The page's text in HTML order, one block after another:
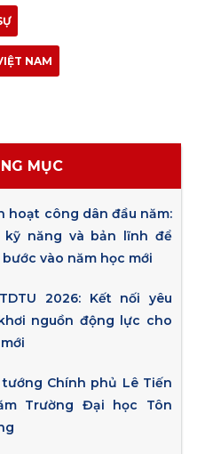
NAM
MỤC
hoạt công dân đầu năm:
kỹ năng và bản lĩnh để
vào năm học mới
2026: Kết nối yêu
nguồn động lực cho
Chính phủ Lê Tiến
Trường Đại học Tôn